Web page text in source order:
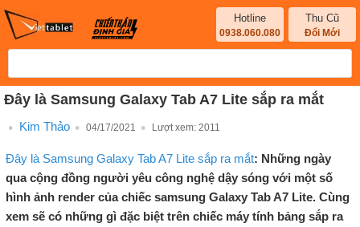
Hotline
0938.060.080
Thu Cũ
Đổi Mới
Đây là Samsung Galaxy Tab A7 Lite sắp ra mắt
Kim Thảo 04/17/2021 Lượt xem: 2011
Đây là Samsung Galaxy Tab A7 Lite sắp ra mắt: Những ngày
qua cộng đồng người yêu công nghệ dậy sóng với một số
hình ảnh render của chiếc samsung Galaxy Tab A7 Lite. Cùng
xem sẽ có những gì đặc biệt trên chiếc máy tính bảng sắp ra